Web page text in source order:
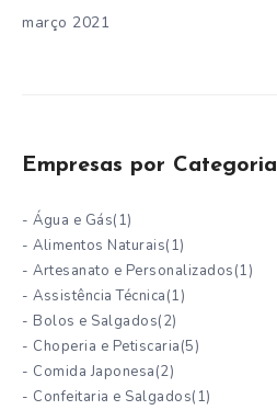
março 2021
Empresas por Categoria
- Água e Gás(1)
- Alimentos Naturais(1)
- Artesanato e Personalizados(1)
- Assistência Técnica(1)
- Bolos e Salgados(2)
- Choperia e Petiscaria(5)
- Comida Japonesa(2)
- Confeitaria e Salgados(1)